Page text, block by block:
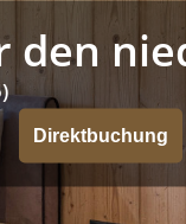
den